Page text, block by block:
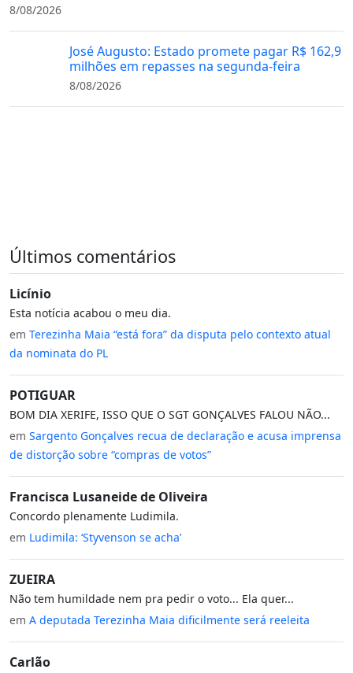
8/08/2026
José Augusto: Estado promete pagar R$ 162,9
milhões em repasses na segunda-feira
8/08/2026
Últimos comentários
Licínio
Esta notícia acabou o meu dia.
em Terezinha Maia “está fora” da disputa pelo contexto atual
da nominata do PL
POTIGUAR
BOM DIA XERIFE, ISSO QUE O SGT GONÇALVES FALOU NÃO...
em Sargento Gonçalves recua de declaração e acusa imprensa
de distorção sobre “compras de votos”
Francisca Lusaneide de Oliveira
Concordo plenamente Ludimila.
em Ludimila: ‘Styvenson se acha’
ZUEIRA
Não tem humildade nem pra pedir o voto... Ela quer...
em A deputada Terezinha Maia dificilmente será reeleita
Carlão